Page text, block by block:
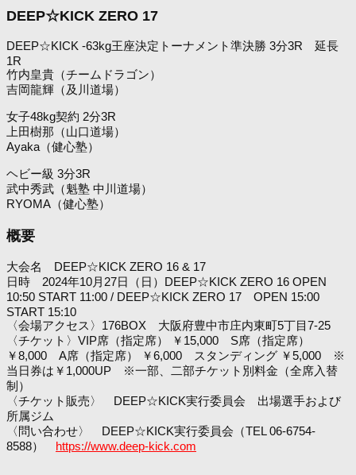
DEEP☆KICK ZERO 17
DEEP☆KICK -63kg王座決定トーナメント準決勝 3分3R 延長
1R
竹内皇貴（チームドラゴン）
吉岡龍輝（及川道場）
女子48kg契約 2分3R
上田樹那（山口道場）
Ayaka（健心塾）
ヘビー級 3分3R
武中秀武（魁塾 中川道場）
RYOMA（健心塾）
概要
大会名 DEEP☆KICK ZERO 16 & 17
日時 2024年10月27日（日）DEEP☆KICK ZERO 16 OPEN
10:50 START 11:00 / DEEP☆KICK ZERO 17 OPEN 15:00
START 15:10
〈会場アクセス〉176BOX 大阪府豊中市庄内東町5丁目7-25
〈チケット〉VIP席（指定席） ￥15,000 S席（指定席）
￥8,000 A席（指定席） ￥6,000 スタンディング ￥5,000 ※
当日券は￥1,000UP ※一部、二部チケット別料金（全席入替
制）
〈チケット販売〉 DEEP☆KICK実行委員会 出場選手および
所属ジム
〈問い合わせ〉 DEEP☆KICK実行委員会（TEL 06-6754-
8588） https://www.deep-kick.com